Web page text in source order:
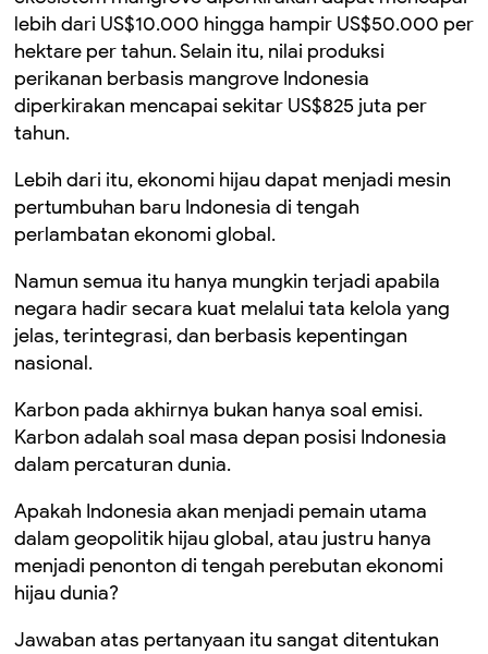
lebih dari US$10.000 hingga hampir US$50.000 per
hektare per tahun. Selain itu, nilai produksi
perikanan berbasis mangrove Indonesia
diperkirakan mencapai sekitar US$825 juta per
tahun.
Lebih dari itu, ekonomi hijau dapat menjadi mesin
pertumbuhan baru Indonesia di tengah
perlambatan ekonomi global.
Namun semua itu hanya mungkin terjadi apabila
negara hadir secara kuat melalui tata kelola yang
jelas, terintegrasi, dan berbasis kepentingan
nasional.
Karbon pada akhirnya bukan hanya soal emisi.
Karbon adalah soal masa depan posisi Indonesia
dalam percaturan dunia.
Apakah Indonesia akan menjadi pemain utama
dalam geopolitik hijau global, atau justru hanya
menjadi penonton di tengah perebutan ekonomi
hijau dunia?
Jawaban atas pertanyaan itu sangat ditentukan